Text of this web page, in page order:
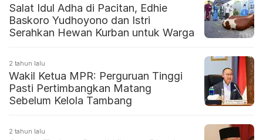
Salat Idul Adha di Pacitan, Edhie
Baskoro Yudhoyono dan Istri
Serahkan Hewan Kurban untuk Warga
2 tahun lalu
Wakil Ketua MPR: Perguruan Tinggi
Pasti Pertimbangkan Matang
Sebelum Kelola Tambang
2 tahun lalu